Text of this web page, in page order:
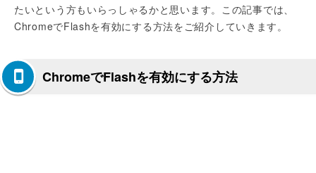
たいという方もいらっしゃるかと思います。この記事では、
ChromeでFlashを有効にする方法をご紹介していきます。
ChromeでFlashを有効にする方法